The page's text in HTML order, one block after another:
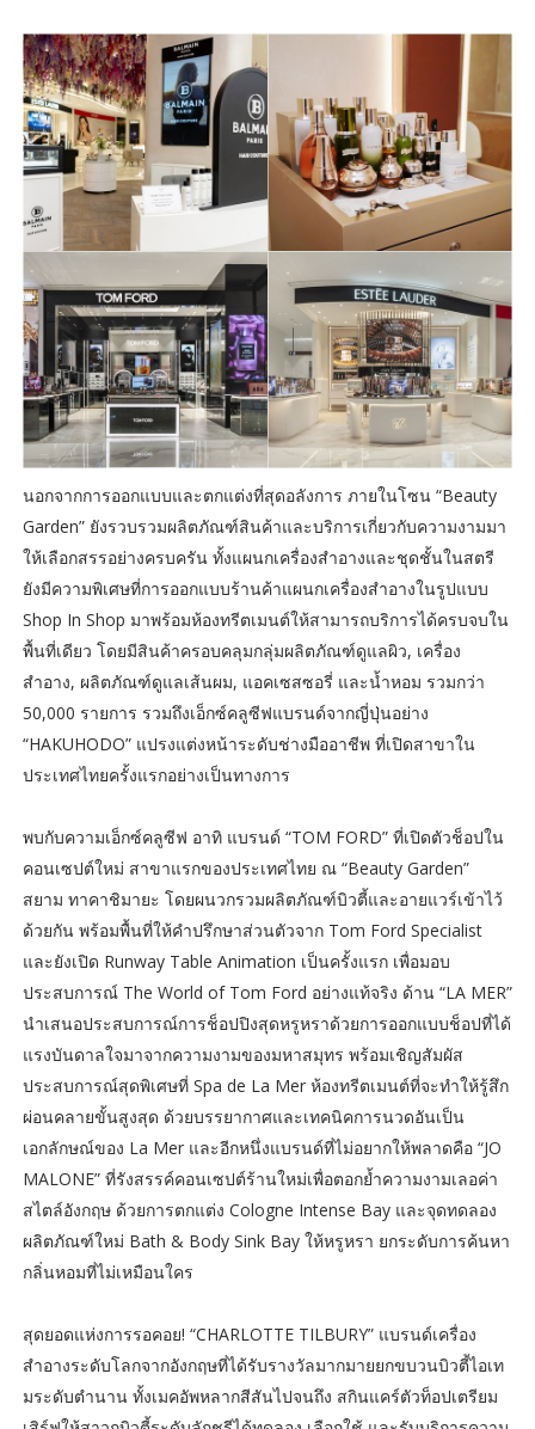
นอกจากการออกแบบและตกแต่งที่สุดอลังการ ภายในโซน “Beauty
Garden” ยังรวบรวมผลิตภัณฑ์สินค้าและบริการเกี่ยวกับความงามมา
ให้เลือกสรรอย่างครบครัน ทั้งแผนกเครื่องสำอางและชุดชั้นในสตรี
ยังมีความพิเศษที่การออกแบบร้านค้าแผนกเครื่องสำอางในรูปแบบ
Shop In Shop มาพร้อมห้องทรีตเมนต์ให้สามารถบริการได้ครบจบใน
พื้นที่เดียว โดยมีสินค้าครอบคลุมกลุ่มผลิตภัณฑ์ดูแลผิว, เครื่อง
สำอาง, ผลิตภัณฑ์ดูแลเส้นผม, แอคเซสซอรี่ และน้ำหอม รวมกว่า
50,000 รายการ รวมถึงเอ็กซ์คลูซีฟแบรนด์จากญี่ปุ่นอย่าง
“HAKUHODO” แปรงแต่งหน้าระดับช่างมืออาชีพ ที่เปิดสาขาใน
ประเทศไทยครั้งแรกอย่างเป็นทางการ
พบกับความเอ็กซ์คลูซีฟ อาทิ แบรนด์ “TOM FORD” ที่เปิดตัวช็อปใน
คอนเซปต์ใหม่ สาขาแรกของประเทศไทย ณ “Beauty Garden”
สยาม ทาคาชิมายะ โดยผนวกรวมผลิตภัณฑ์บิวตี้และอายแวร์เข้าไว้
ด้วยกัน พร้อมพื้นที่ให้คำปรึกษาส่วนตัวจาก Tom Ford Specialist
และยังเปิด Runway Table Animation เป็นครั้งแรก เพื่อมอบ
ประสบการณ์ The World of Tom Ford อย่างแท้จริง ด้าน “LA MER”
นำเสนอประสบการณ์การช็อปปิงสุดหรูหราด้วยการออกแบบช็อปที่ได้
แรงบันดาลใจมาจากความงามของมหาสมุทร พร้อมเชิญสัมผัส
ประสบการณ์สุดพิเศษที่ Spa de La Mer ห้องทรีตเมนต์ที่จะทำให้รู้สึก
ผ่อนคลายขั้นสูงสุด ด้วยบรรยากาศและเทคนิคการนวดอันเป็น
เอกลักษณ์ของ La Mer และอีกหนึ่งแบรนด์ที่ไม่อยากให้พลาดคือ “JO
MALONE” ที่รังสรรค์คอนเซปต์ร้านใหม่เพื่อตอกย้ำความงามเลอค่า
สไตล์อังกฤษ ด้วยการตกแต่ง Cologne Intense Bay และจุดทดลอง
ผลิตภัณฑ์ใหม่ Bath & Body Sink Bay ให้หรูหรา ยกระดับการค้นหา
กลิ่นหอมที่ไม่เหมือนใคร
สุดยอดแห่งการรอคอย! “CHARLOTTE TILBURY” แบรนด์เครื่อง
สำอางระดับโลกจากอังกฤษที่ได้รับรางวัลมากมาย​ยกขบวนบิวตี้ไอเท
มระดับตำนาน ทั้งเมคอัพหลากสีสันไปจนถึง สกินแคร์ตัวท็อปเตรียม